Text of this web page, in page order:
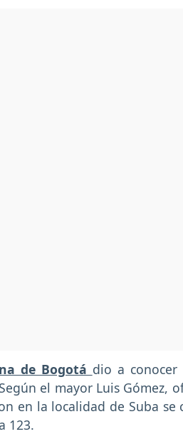
de Bogotá dio a
el mayor Luis Gómez,
en la localidad de Suba
123.